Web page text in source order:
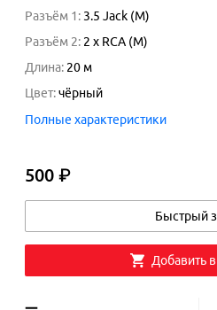
Разъём 1 : 3.5 Jack (M)
Разъём 2: 2 x RCA (M)
Длина: 20 м
Цвет:чёрный
Полные характеристики
500 ₽500 ₽
Быстрый
Добавить